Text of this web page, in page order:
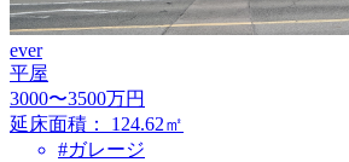
ever
平屋
3000〜3500万円
延床面積：
124.62㎡
#ガレージ